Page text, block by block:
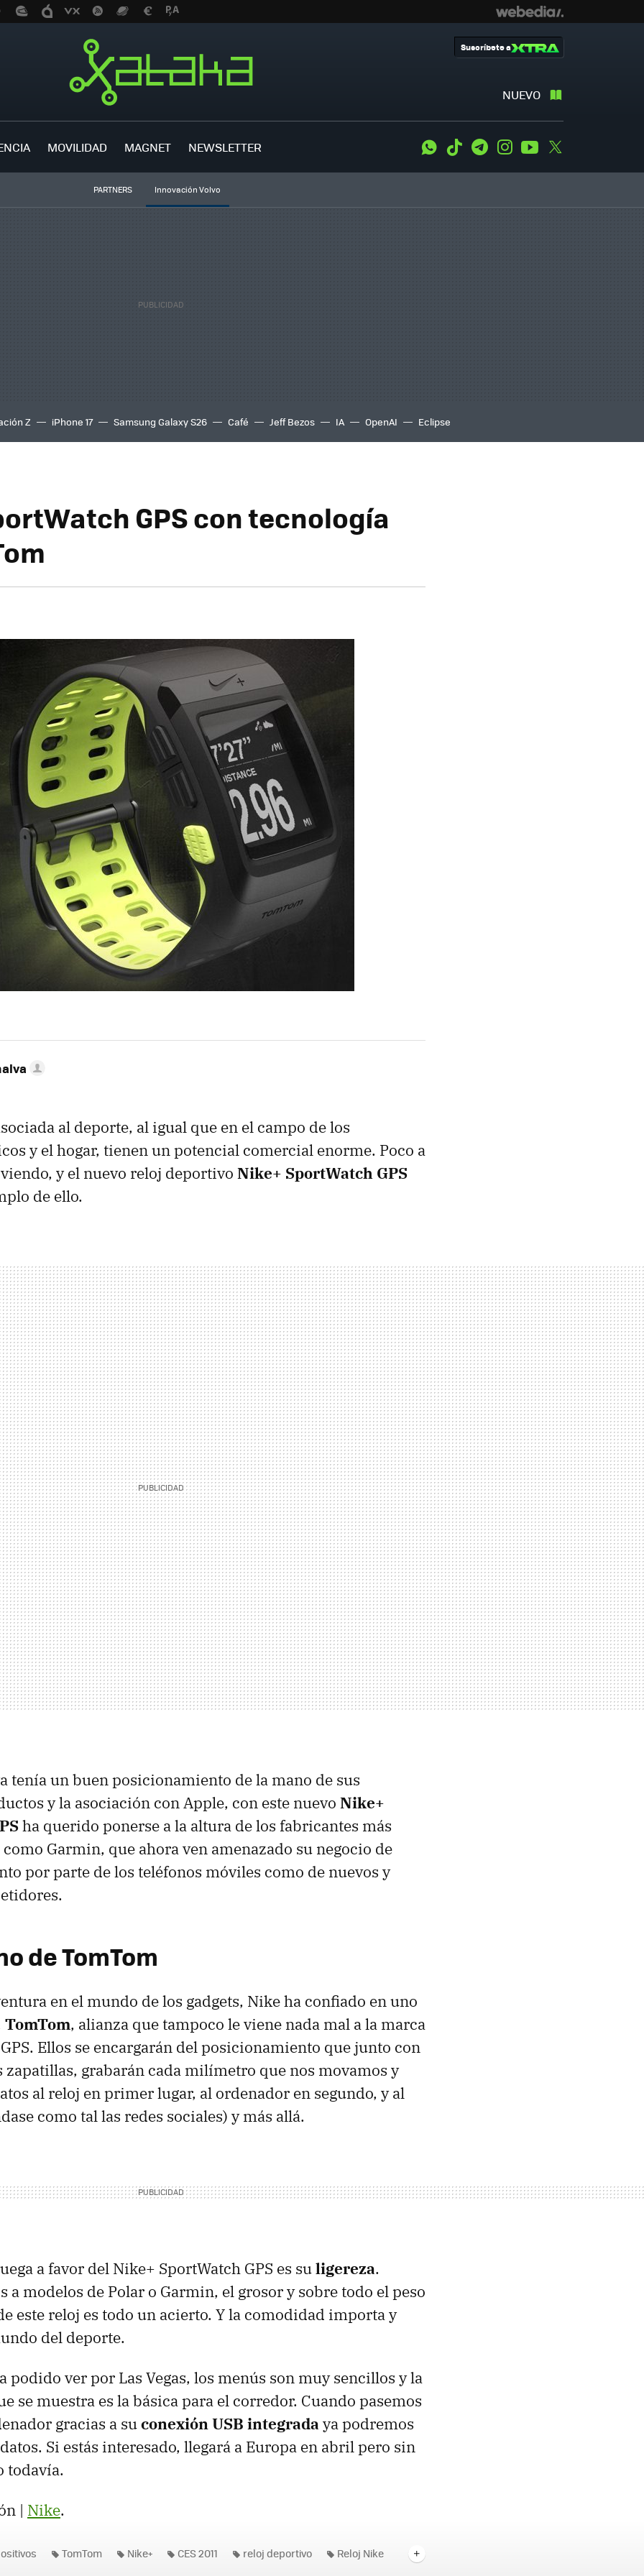
NUEVO
Suscríbete a
MOVILIDAD MAGNET NEWSLETTER WhatsApp
Tiktok TelegramInstagramYoutube
PARTNERS Innovación Volvo
Z iPhone 17 Samsung Galaxy S26 Café Jeff Bezos IA OpenAI Eclipse
GPS con tecnología
al deporte, al igual que en el campo de los
y el hogar, tienen un potencial comercial enorme. Poco a
y el nuevo reloj deportivo Nike+ SportWatch GPS
de ello.
tenía un buen posicionamiento de la mano de sus
y la asociación con Apple, con este nuevo Nike+
ha querido ponerse a la altura de los fabricantes más
Garmin, que ahora ven amenazado su negocio de
por parte de los teléfonos móviles como de nuevos y
de TomTom
en el mundo de los gadgets, Nike ha confiado en uno
TomTom, alianza que tampoco le viene nada mal a la marca
GPS. Ellos se encargarán del posicionamiento que junto con
zapatillas, grabarán cada milímetro que nos movamos y
al reloj en primer lugar, al ordenador en segundo, y al
como tal las redes sociales) y más allá.
a favor del Nike+ SportWatch GPS es suligereza.
a modelos de Polar o Garmin, el grosor y sobre todo el peso
este reloj es todo un acierto. Y la comodidad importa y
del deporte.
podido ver por Las Vegas, los menús son muy sencillos y la
se muestra es la básica para el corredor. Cuando pasemos
gracias a suconexiónUSB integrada ya podremos
Si estás interesado, llegará a Europa en abril pero sin
todavía.
| Nike.
TomTom Nike+ CES 2011 reloj deportivo
Reloj Nike